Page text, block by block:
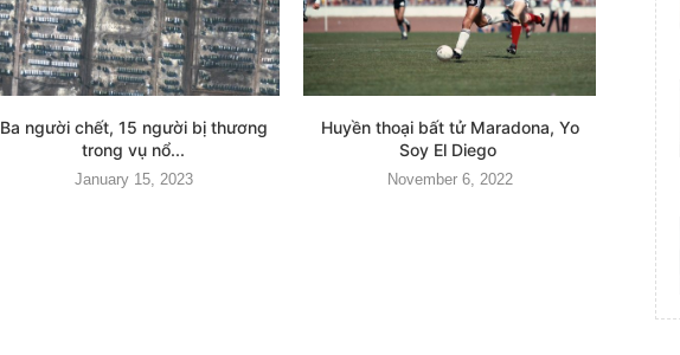
Ba người chết, 15 người bị thương
trong vụ nổ...
January 15, 2023
Huyền thoại bất tử Maradona, Yo
Soy El Diego
November 6, 2022
Quần